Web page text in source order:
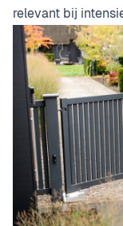
relevant bij